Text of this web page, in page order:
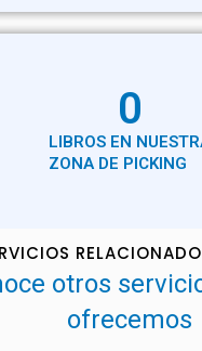
LIBROS EN
ZONA DE PICKING
0
otros
ofrecemos